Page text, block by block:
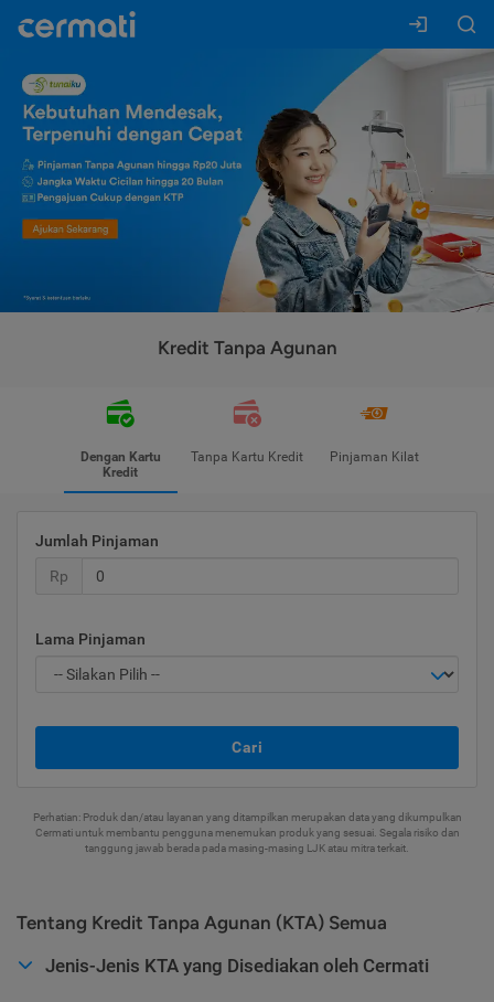
Kredit Tanpa Agunan
Dengan Kartu
Kredit
Tanpa Kartu Kredit Pinjaman Kilat
Jumlah Pinjaman
Rp
Lama Pinjaman
Cari
Perhatian: Produk dan/atau layanan yang ditampilkan merupakan data yang dikumpulkan
Cermati untuk membantu pengguna menemukan produk yang sesuai. Segala risiko dan
tanggung jawab berada pada masing-masing LJK atau mitra terkait.
Tentang Kredit Tanpa Agunan (KTA) Semua
Jenis-Jenis KTA yang Disediakan oleh Cermati